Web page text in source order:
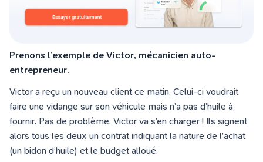
Prenons l’exemple de Victor, mécanicien auto-
entrepreneur.
Victor a reçu un nouveau client ce matin. Celui-ci voudrait
faire une vidange sur son véhicule mais n’a pas d’huile à
fournir. Pas de problème, Victor va s’en charger ! Ils signent
alors tous les deux un contrat indiquant la nature de l’achat
(un bidon d’huile) et le budget alloué.